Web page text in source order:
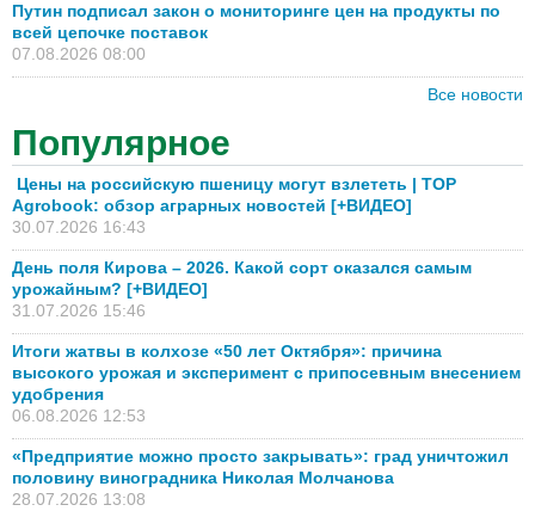
Путин подписал закон о мониторинге цен на продукты по
всей цепочке поставок
07.08.2026 08:00
Все новости
Популярное
Цены на российскую пшеницу могут взлететь | TOP
Agrobook: обзор аграрных новостей [+ВИДЕО]
30.07.2026 16:43
День поля Кирова – 2026. Какой сорт оказался самым
урожайным? [+ВИДЕО]
31.07.2026 15:46
Итоги жатвы в колхозе «50 лет Октября»: причина
высокого урожая и эксперимент с припосевным внесением
удобрения
06.08.2026 12:53
«Предприятие можно просто закрывать»: град уничтожил
половину виноградника Николая Молчанова
28.07.2026 13:08